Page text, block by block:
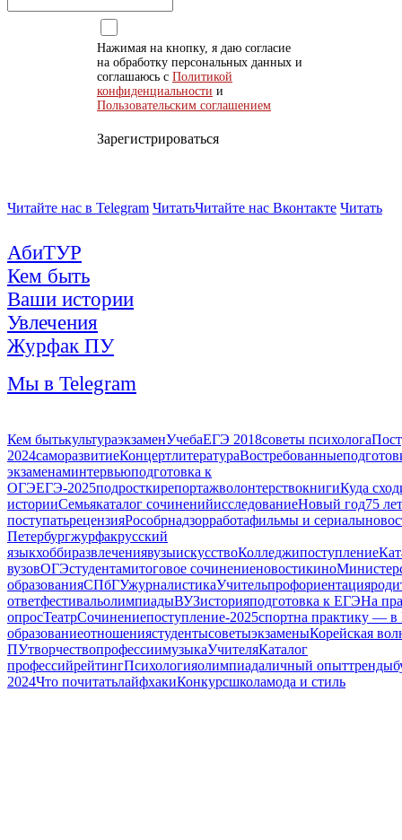
Нажимая на кнопку, я даю согласие
на обработку персональных данных и
соглашаюсь с Политикой
конфиденциальности и
Пользовательским соглашением
Зарегистрироваться
Читайте нас в Telegram ЧитатьЧитайте нас Вконтакте Читать
АбиТУР
Кем быть
Ваши истории
Увлечения
Журфак ПУ
Мы в Telegram
Кем бытькультураэкзаменУчебаЕГЭ 2018советы психолога
2024саморазвитиеКонцертлитератураВостребованные
экзаменаминтервьюподготовка к
ОГЭЕГЭ-2025подросткирепортажволонтерствокнигиКуда
историиСемьякаталог сочиненийисследованиеНовый год75
поступатьрецензияРособрнадзорработафильмы и сериалы
Петербургжурфакрусский
языкхоббиразвлечениявузыискусствоКолледжипоступление
вузовОГЭстудентамитоговое сочинениеновостикино
образованияСПбГУжурналистикаУчительпрофориентация
ответфестивальолимпиадыВУЗисторияподготовка к ЕГЭНа
опросТеатрСочинениепоступление-2025спортна практику —
образованиеотношениястудентысоветыэкзаменыКорейская
ПУтворчествопрофессиимузыкаУчителяКаталог
профессийрейтингПсихологияолимпиадаличный опыттренды
2024Что почитатьлайфхакиКонкурсшколамода и стиль